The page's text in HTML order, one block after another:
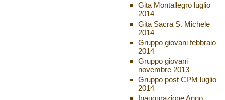
Gita Montallegro luglio
2014
Gita Sacra S. Michele
2014
Gruppo giovani febbraio
2014
Gruppo giovani
novembre 2013
Gruppo post CPM luglio
2014
Inaugurazione Anno